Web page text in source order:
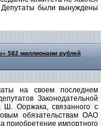
Депутаты были вынуждены
582 миллионами рублей
на своем последнем
Законодательной
Ш. Ооржака, связанного с
обязательствам ОАО
приобретение импортного